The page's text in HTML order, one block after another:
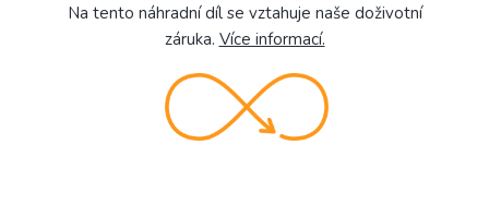
Na tento náhradní díl se vztahuje naše doživotní
záruka. Více informací.